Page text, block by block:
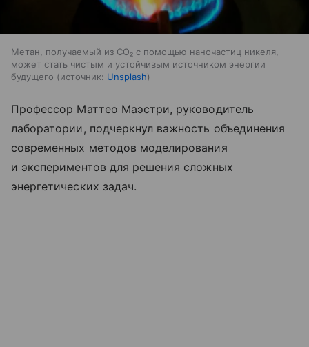
Метан, получаемый из CO₂ с помощью наночастиц никеля,
может стать чистым и устойчивым источником энергии
будущего
источник: Unsplash
Профессор Маттео Маэстри, руководитель
лаборатории, подчеркнул важность объединения
современных методов моделирования
и экспериментов для решения сложных
энергетических задач.